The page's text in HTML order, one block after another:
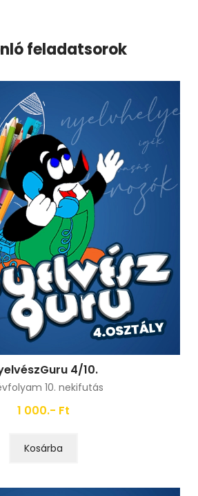
feladatsorok
4/10.
10. nekifutás
1 000.- Ft
Kosárba